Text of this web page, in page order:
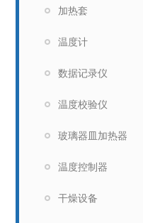
加热套
温度计
数据记录仪
温度校验仪
玻璃器皿加热器
温度控制器
干燥设备